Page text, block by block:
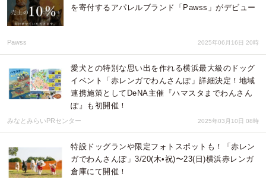
を寄付するアパレルブランド「Pawss」がデビュー
Pawss 2025年06月16日 20時
愛犬との特別な思い出を作れる横浜最大級のドッグ
イベント「赤レンガでわんさんぽ」詳細決定！地域
連携施策としてDeNA主催『ハマスタまでわんさん
ぽ』も初開催！
みなとみらいPRセンター 2025年03月10日 08時
特設ドッグランや限定フォトスポットも！「赤レン
ガでわんさんぽ」3/20(木•祝)〜23(日)横浜赤レンガ
倉庫にて開催！